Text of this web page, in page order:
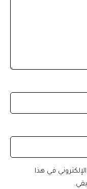
في هذا